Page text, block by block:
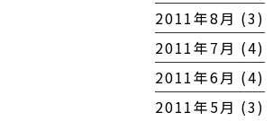
2011年8月 (3)
2011年7月 (4)
2011年6月 (4)
2011年5月 (3)